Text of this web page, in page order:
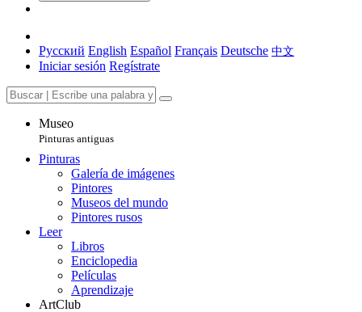
Русский English Español Français Deutsche 中文
Iniciar sesión Regístrate
Museo
Pinturas antiguas
Pinturas
Galería de imágenes
Pintores
Museos del mundo
Pintores rusos
Leer
Libros
Enciclopedia
Películas
Aprendizaje
ArtClub